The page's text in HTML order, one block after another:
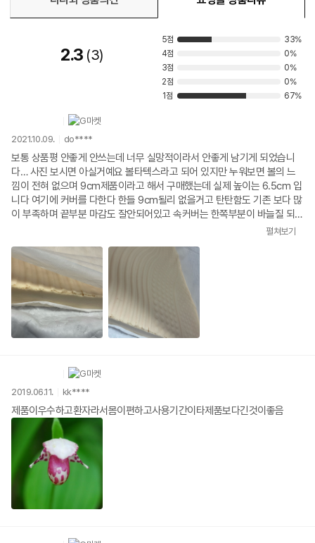
2.3 3
5점
33%
4점
0%
3점
0%
2점
0%
1점
67%
2021.10.09. do****
보통 상품평 안좋게 안쓰는데 너무 실망적이라서 안좋게 남기게 되었습니
다… 사진 보시면 아실거예요 볼타텍스라고 되어 있지만 누워보면 볼의 느
낌이 전혀 없으며 9cm제품이라고 해서 구매했는데 실제 높이는 6.5cm 입
니다 여기에 커버를 다한다 한들 9cm될리 없을거고 탄탄함도 기존 보다 많
이 부족하며 끝부분 마감도 잘안되어있고 속커버는 한쪽부분이 바늘질 되어
있는게 아니라 완전 오픈되어 있어요 같은제품 6.5cm 한달후 꺼짐이 복원
는 라꾸라꾸 침대에 넣어서 사용할 목적으로 절단하였습니다)
펼쳐보기
2019.06.11. kk****
제품이우수하고환자라서몸이편하고사용기간이타제품보다긴것이좋음